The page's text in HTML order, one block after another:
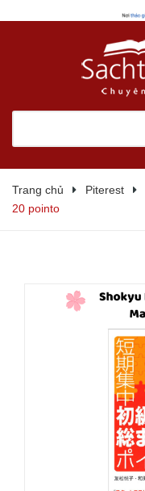
Trang chủ Piterest
20 pointo